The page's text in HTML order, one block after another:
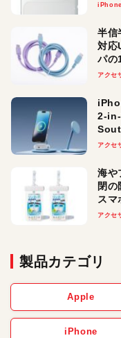
iPhone
半信
対応
パの
アクセ
2-in-
ース
アクセ
海や
閉
スマ
アクセ
製品カテゴリ
Apple
iPhone